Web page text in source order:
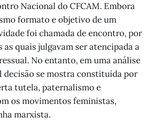
Nacional do CFCAM. Embora
formato e objetivo de um
foi chamada de encontro, por
as quais julgavam ser atencipada a
No entanto, em uma análise
decisão se mostra constituída por
tutela, paternalismo e
os movimentos feministas,
marxista.